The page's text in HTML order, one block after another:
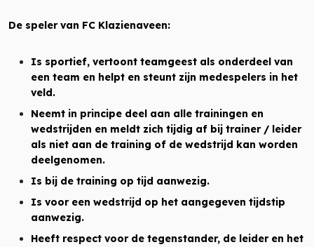
De speler van FC Klazienaveen:
Is sportief, vertoont teamgeest als onderdeel van
een team en helpt en steunt zijn medespelers in het
veld.
Neemt in principe deel aan alle trainingen en
wedstrijden en meldt zich tijdig af bij trainer / leider
als niet aan de training of de wedstrijd kan worden
deelgenomen.
Is bij de training op tijd aanwezig.
Is voor een wedstrijd op het aangegeven tijdstip
aanwezig.
Heeft respect voor de tegenstander, de leider en het